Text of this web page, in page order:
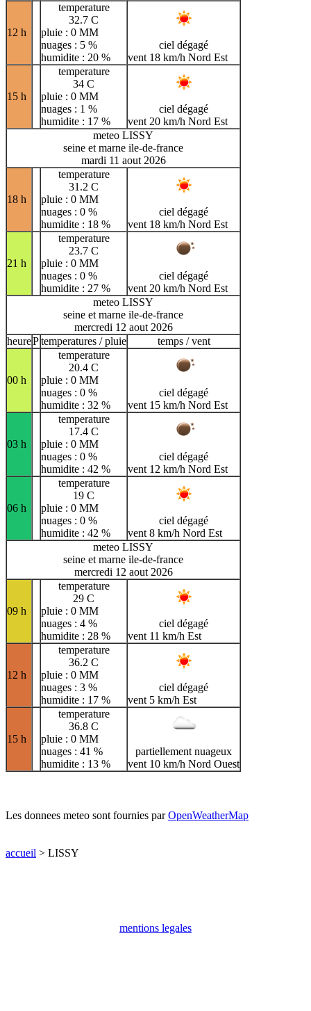
12 h
temperature
32.7 C
pluie : 0 MM
nuages : 5 %
humidite : 20 %
ciel dégagé
vent 18 km/h Nord Est
15 h
temperature
34 C
pluie : 0 MM
nuages : 1 %
humidite : 17 %
ciel dégagé
vent 20 km/h Nord Est
meteo LISSY
seine et marne ile-de-france
mardi 11 aout 2026
18 h
temperature
31.2 C
pluie : 0 MM
nuages : 0 %
humidite : 18 %
ciel dégagé
vent 18 km/h Nord Est
21 h
temperature
23.7 C
pluie : 0 MM
nuages : 0 %
humidite : 27 %
ciel dégagé
vent 20 km/h Nord Est
meteo LISSY
seine et marne ile-de-france
mercredi 12 aout 2026
heurePtemperatures / pluie temps / vent
00 h
temperature
20.4 C
pluie : 0 MM
nuages : 0 %
humidite : 32 %
ciel dégagé
vent 15 km/h Nord Est
03 h
temperature
17.4 C
pluie : 0 MM
nuages : 0 %
humidite : 42 %
ciel dégagé
vent 12 km/h Nord Est
06 h
temperature
19 C
pluie : 0 MM
nuages : 0 %
humidite : 42 %
ciel dégagé
vent 8 km/h Nord Est
meteo LISSY
seine et marne ile-de-france
mercredi 12 aout 2026
09 h
temperature
29 C
pluie : 0 MM
nuages : 4 %
humidite : 28 %
ciel dégagé
vent 11 km/h Est
12 h
temperature
36.2 C
pluie : 0 MM
nuages : 3 %
humidite : 17 %
ciel dégagé
vent 5 km/h Est
15 h
temperature
36.8 C
pluie : 0 MM
nuages : 41 %
humidite : 13 %
partiellement nuageux
vent 10 km/h Nord Ouest
Les donnees meteo sont fournies parOpenWeatherMap
accueil > LISSY
mentions legales